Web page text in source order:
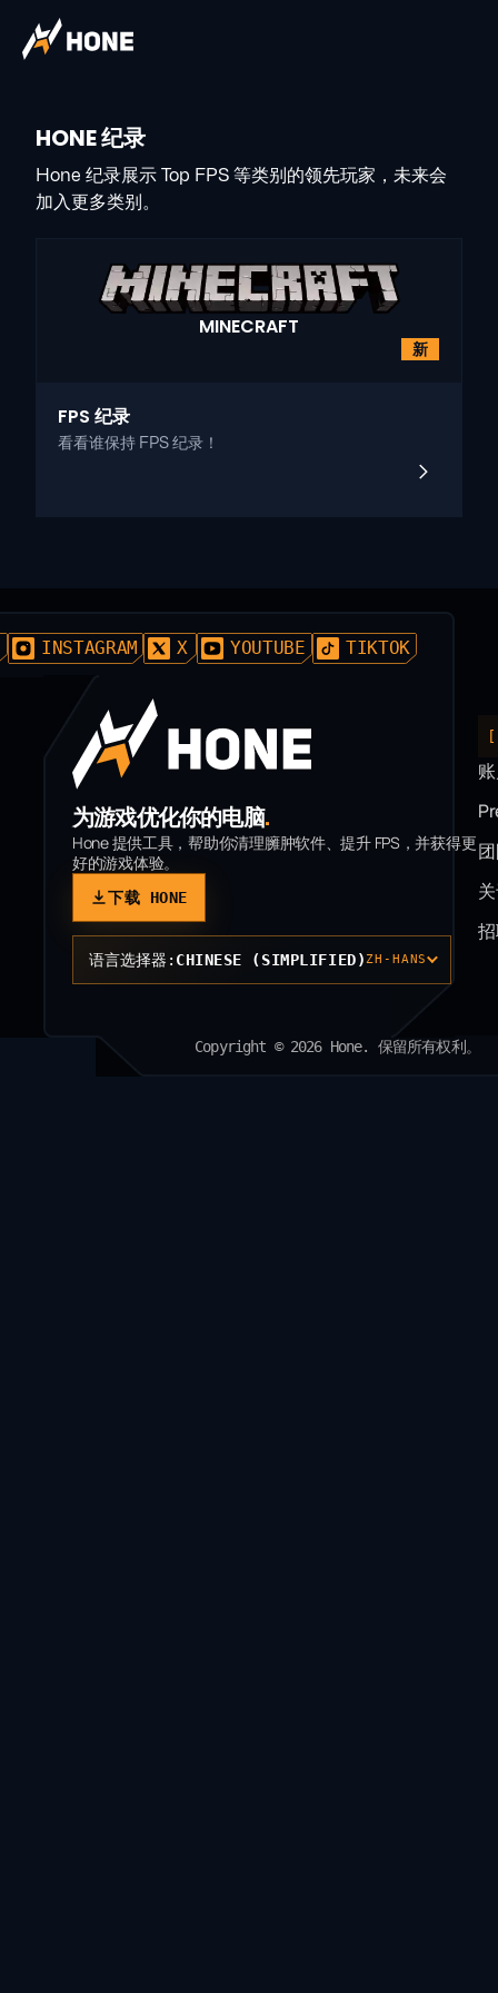
HONE 纪录
Hone 纪录展示 Top FPS 等类别的领先玩家，未来会
加入更多类别。
MINECRAFT
新
FPS 纪录
看看谁保持 FPS 纪录！
INSTAGRAM X YOUTUBE TIKTOK
为游戏优化你的电脑.
Hone 提供工具，帮助你清理臃肿软件、提升 FPS，并获得更
好的游戏体验。
下载 HONE
语言选择器: CHINESE (SIMPLIFIED)ZH-HANS
Copyright © 2026 Hone. 保留所有权利。